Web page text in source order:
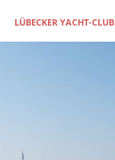
überspringen
LÜBECKER YACHT-CLUB